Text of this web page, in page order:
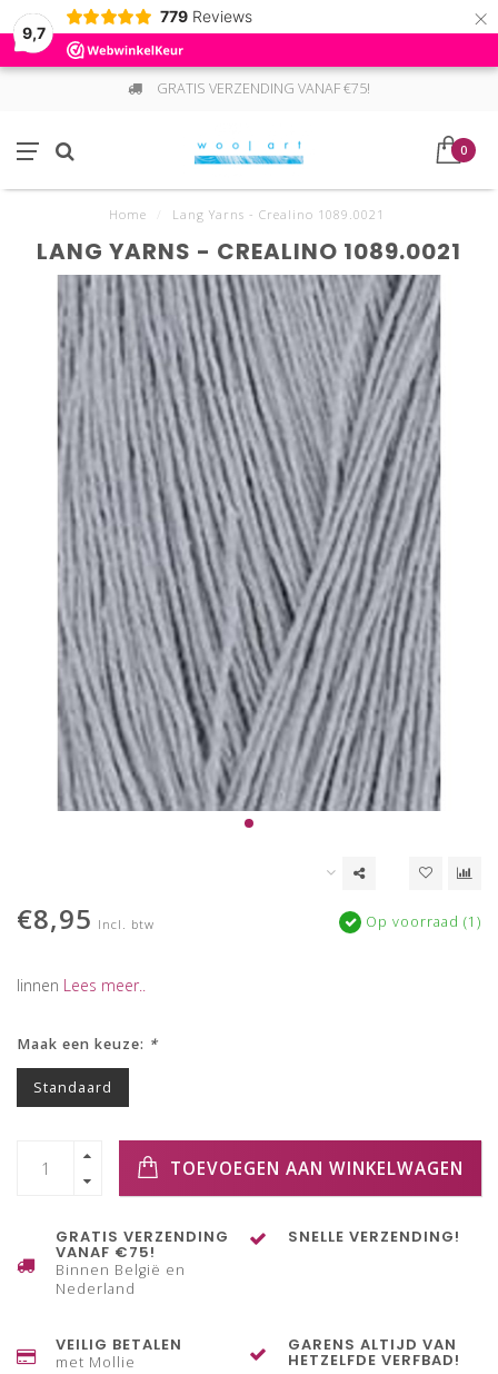
9,7
779 Reviews ×
GRATIS VERZENDING VANAF €75!
0
Home Lang Yarns - Crealino 1089.0021
LANG YARNS - CREALINO 1089.0021
€8,95 Incl. btw Op voorraad (1)
linnen Lees meer..
Maak een keuze: *
Standaard
TOEVOEGEN AAN WINKELWAGEN
GRATIS VERZENDING
VANAF €75!
Binnen België en
Nederland
SNELLE VERZENDING!
VEILIG BETALEN
met Mollie
GARENS ALTIJD VAN
HETZELFDE VERFBAD!